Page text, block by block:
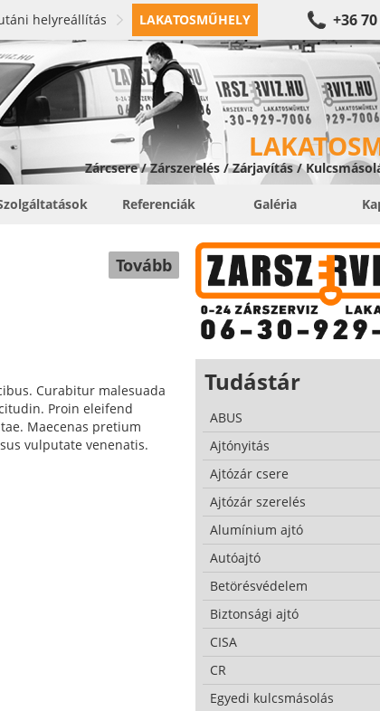
helyreállítás LAKATOSMŰHELY +36
Zárcsere / Zárszerelés / Zárjavítás /
Referenciák Galéria
Tovább
Curabitur malesuada
Proin eleifend
Maecenas pretium
vulputate venenatis.
Tudástár
ABUS
Ajtónyitás
Ajtózár csere
Ajtózár szerelés
Alumínium ajtó
Autóajtó
Betörésvédelem
Biztonsági ajtó
CISA
CR
Egyedi kulcsmásolás